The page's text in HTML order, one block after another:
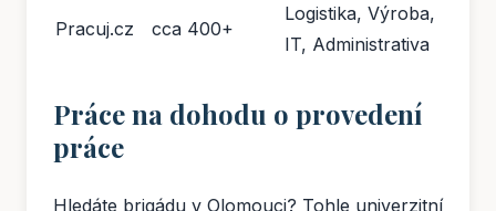
Pracuj.cz cca 400+
Logistika, Výroba,
IT, Administrativa
Práce na dohodu o provedení
práce
Hledáte brigádu v Olomouci? Tohle univerzitní